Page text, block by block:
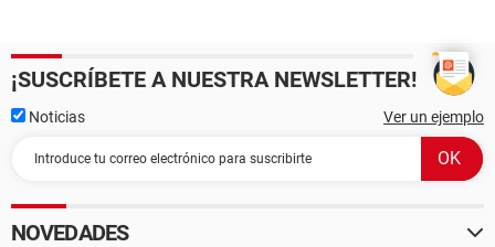
¡SUSCRÍBETE A NUESTRA NEWSLETTER!
Noticias Ver un ejemplo
NOVEDADES